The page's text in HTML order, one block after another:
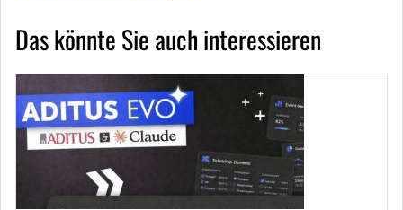
Das könnte Sie auch interessieren